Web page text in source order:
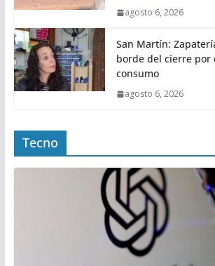
agosto 6, 2026
San Martín:
borde del cierre por
consumo
agosto 6, 2026
Tecno